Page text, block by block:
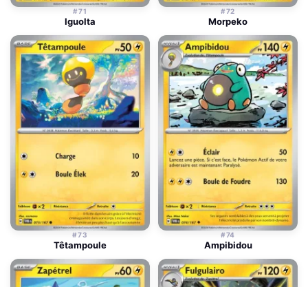
#71
Iguolta
#72
Morpeko
#73
Têtampoule
#74
Ampibidou